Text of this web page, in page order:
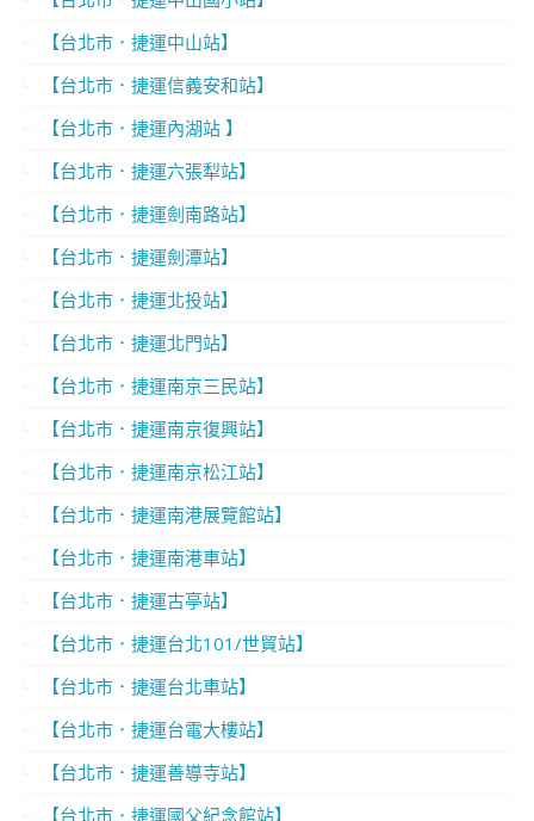
【台北市．捷運中山站】
【台北市．捷運信義安和站】
【台北市．捷運內湖站 】
【台北市．捷運六張犁站】
【台北市．捷運劍南路站】
【台北市．捷運劍潭站】
【台北市．捷運北投站】
【台北市．捷運北門站】
【台北市．捷運南京三民站】
【台北市．捷運南京復興站】
【台北市．捷運南京松江站】
【台北市．捷運南港展覽館站】
【台北市．捷運南港車站】
【台北市．捷運古亭站】
【台北市．捷運台北101/世貿站】
【台北市．捷運台北車站】
【台北市．捷運台電大樓站】
【台北市．捷運善導寺站】
【台北市．捷運國父紀念館站】